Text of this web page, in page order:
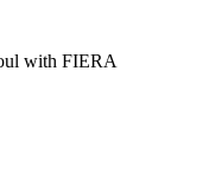
with FIERA